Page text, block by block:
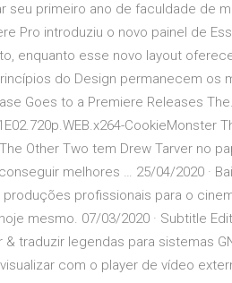
seu primeiro ano de faculdade de
Pro introduziu o novo painel de
enquanto esse novo layout
do Design permanecem os
Goes to a Premiere Releases
CookieMonster
Other Two tem Drew Tarver no
melhores … 25/04/2020 ·
produções profissionais para o
mesmo. 07/03/2020 · Subtitle
& traduzir legendas para sistemas
com o player de vídeo